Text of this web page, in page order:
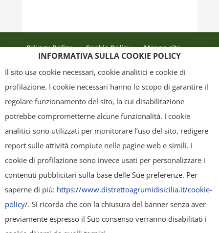
Privacy Policy Cookie Policy
Mappa sito
grafica ed il layout) sono di proprietà del "Distretto Produttivo Agrumi di
Sicilia" e tutelati dal diritto d’autore. È pertanto vietato copiarli,
pubblicarli, riscriverli, commercializzarli, distribuirli, anche soltanto in
parte. Tutti i documenti presenti su questo sito, disponibili gratuitamente
per il download, sono da intendere esclusivamente per uso personale.
Possono essere ridistribuiti, sempre gratuitamente e senza alcun fine
forma (testi, immagini, grafica, layout), mantenendo chiaramente
INFORMATIVA SULLA COOKIE POLICY
Il sito usa cookie necessari, cookie analitici e cookie di
profilazione. I cookie necessari hanno lo scopo di garantire il
regolare funzionamento del sito, la cui disabilitazione
potrebbe comprometterne alcune funzionalità. I cookie
analitici sono utilizzati per monitorare l’uso del sito, redigere
report sulle attività compiute nelle pagine web e simili. I
cookie di profilazione sono invece usati per personalizzare i
contenuti pubblicitari sulla base delle Sue preferenze. Per
saperne di più: https://www.distrettoagrumidisicilia.it/cookie-
policy/. Si ricorda che con la chiusura del banner senza aver
previamente espresso il Suo consenso verranno disabilitati i